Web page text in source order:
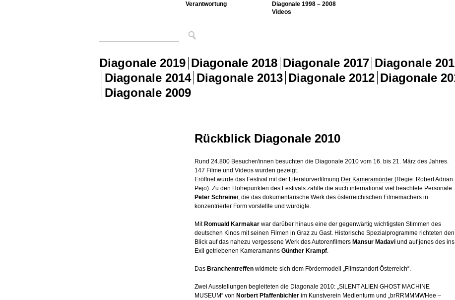
Diagonale 1998 – 2008
Videos
Verantwortung
Rückblick Diagonale 2010
Rund 24.800 Besucher/innen besuchten die Diagonale 2010 vom 16. bis 21. März des Jahres.
147 Filme und Videos wurden gezeigt.
Eröffnet wurde das Festival mit der Literaturverfilmung Der Kameramörder (Regie: Robert Adrian
Pejo). Zu den Höhepunkten des Festivals zählte die auch international viel beachtete Personale
Peter Schreiner, die das dokumentarische Werk des österreichischen Filmemachers in
konzentrierter Form vorstellte und würdigte.
Mit Romuald Karmakar war darüber hinaus eine der gegenwärtig wichtigsten Stimmen des
deutschen Kinos mit seinen Filmen in Graz zu Gast. Historische Spezialprogramme richteten den
Blick auf das nahezu vergessene Werk des Autorenfilmers Mansur Madavi und auf jenes des ins
Exil getriebenen Kameramanns Günther Krampf.
Das Branchentreffen widmete sich dem Fördermodell „Filmstandort Österreich“.
Zwei Ausstellungen begleiteten die Diagonale 2010: „SILENT ALIEN GHOST MACHINE
MUSEUM“ von Norbert Pfaffenbichler im Kunstverein Medienturm und „brRRMMMWHee –